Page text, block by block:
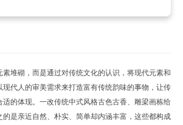
素堆砌，而是通过对传统文化的认识，将现代元素和
代人的审美需求来打造富有传统韵味的事物，让传
的体现。一改传统中式风格古色古香、雕梁画栋给
的是亲近自然、朴实、简单却内涵丰富，这些都构成